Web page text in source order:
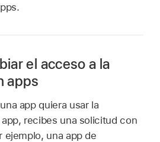
el acceso a la
apps
app quiera usar la
recibes una solicitud con
ejemplo, una app de